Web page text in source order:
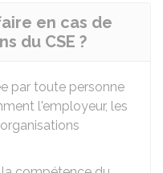
en cas de
du CSE ?
par toute personne
l'employeur, les